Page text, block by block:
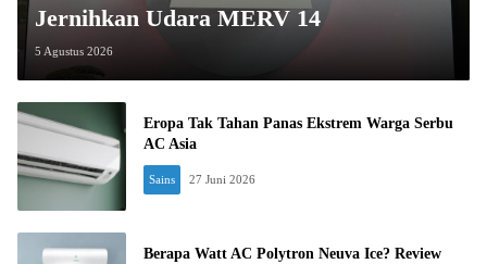
Jernihkan Udara MERV 14
5 Agustus 2026
Eropa Tak Tahan Panas Ekstrem Warga Serbu
AC Asia
Sains 27 Juni 2026
Berapa Watt AC Polytron Neuva Ice? Review